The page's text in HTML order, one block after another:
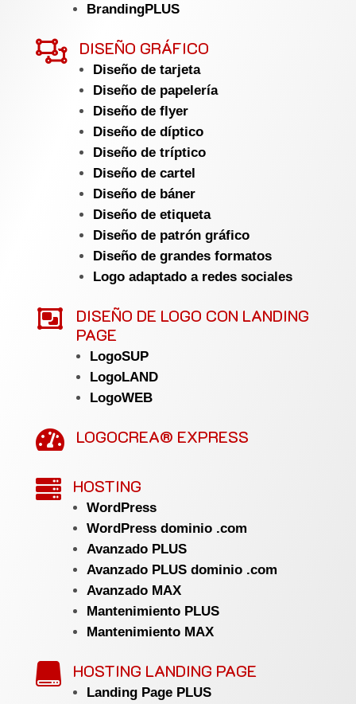
BrandingPLUS
 DISEÑO GRÁFICO
Diseño de tarjeta
Diseño de papelería
Diseño de flyer
Diseño de díptico
Diseño de tríptico
Diseño de cartel
Diseño de báner
Diseño de etiqueta
Diseño de patrón gráfico
Diseño de grandes formatos
Logo adaptado a redes sociales

DISEÑO DE LOGO CON LANDING
PAGE
LogoSUP
LogoLAND
LogoWEB
 LOGOCREA® EXPRESS
 HOSTING
WordPress
WordPress dominio .com
Avanzado PLUS
Avanzado PLUS dominio .com
Avanzado MAX
Mantenimiento PLUS
Mantenimiento MAX
 HOSTING LANDING PAGE
Landing Page PLUS